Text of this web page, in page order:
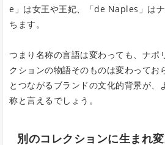
e」は女王や王妃、「de Naples」は
ちます。
つまり名称の言語は変わっても、ナポ
クションの物語そのものは変わってお
とつながるブランドの文化的背景が、
称と言えるでしょう。
別のコレクションに生まれ